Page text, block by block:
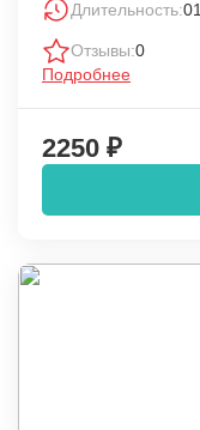
Длительность:
Отзывы:0
Подробнее
2250 ₽